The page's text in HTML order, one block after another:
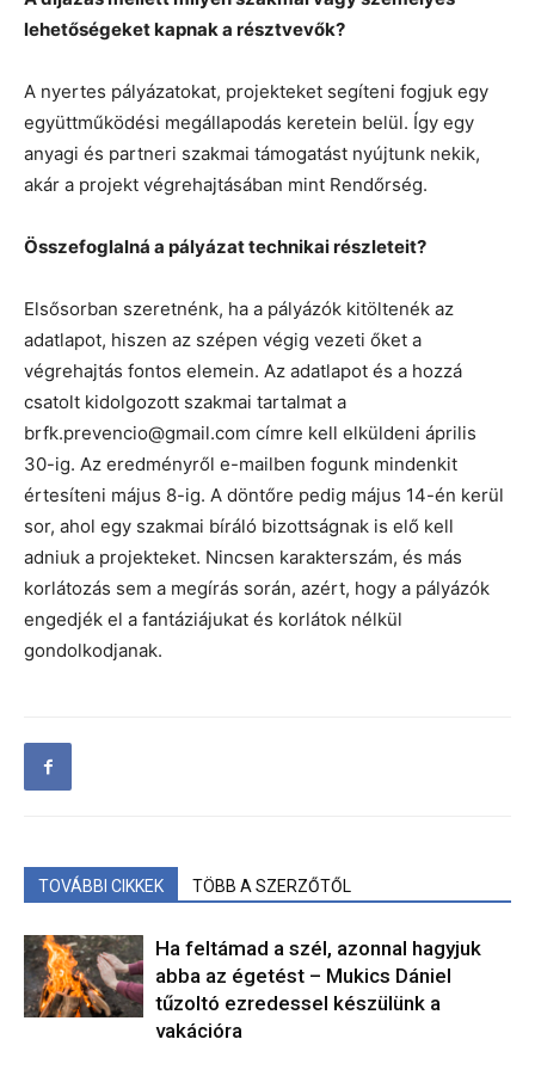
lehetőségeket kapnak a résztvevők?
A nyertes pályázatokat, projekteket segíteni fogjuk egy
együttműködési megállapodás keretein belül. Így egy
anyagi és partneri szakmai támogatást nyújtunk nekik,
akár a projekt végrehajtásában mint Rendőrség.
Összefoglalná a pályázat technikai részleteit?
Elsősorban szeretnénk, ha a pályázók kitöltenék az
adatlapot, hiszen az szépen végig vezeti őket a
végrehajtás fontos elemein. Az adatlapot és a hozzá
csatolt kidolgozott szakmai tartalmat a
brfk.prevencio@gmail.com címre kell elküldeni április
30-ig. Az eredményről e-mailben fogunk mindenkit
értesíteni május 8-ig. A döntőre pedig május 14-én kerül
sor, ahol egy szakmai bíráló bizottságnak is elő kell
adniuk a projekteket. Nincsen karakterszám, és más
korlátozás sem a megírás során, azért, hogy a pályázók
engedjék el a fantáziájukat és korlátok nélkül
gondolkodjanak.
TOVÁBBI CIKKEK TÖBB A SZERZŐTŐL
Ha feltámad a szél, azonnal hagyjuk
abba az égetést – Mukics Dániel
tűzoltó ezredessel készülünk a
vakációra